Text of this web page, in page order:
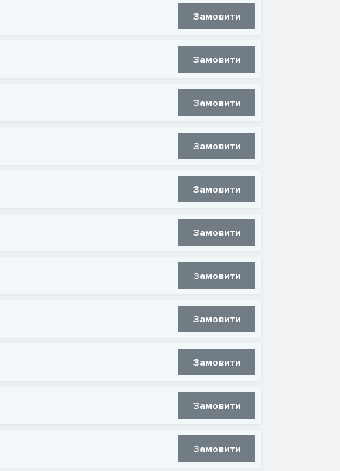
Замовити
Замовити
Замовити
Замовити
Замовити
Замовити
Замовити
Замовити
Замовити
Замовити
Замовити